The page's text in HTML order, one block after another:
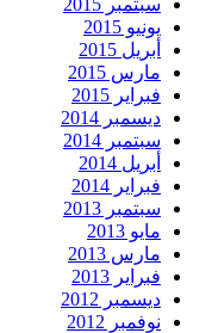
يونيو 2015
أبريل 2015
مارس 2015
فبراير 2015
ديسمبر 2014
سبتمبر 2014
أبريل 2014
فبراير 2014
سبتمبر 2013
مايو 2013
مارس 2013
فبراير 2013
ديسمبر 2012
نوفمبر 2012